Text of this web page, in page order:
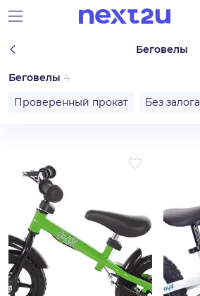
Беговелы
Беговелы 4
Проверенный прокат
Без залога